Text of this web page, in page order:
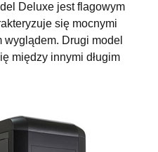
Deluxe jest flagowym
się mocnymi
wyglądem. Drugi model
między innymi długim